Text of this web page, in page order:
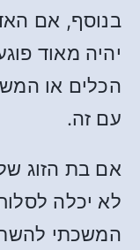
בנוסף, אם
יהיה מאוד
הכלים או
עם זה.
אם בת הזוג
לא יכלה
המשכתי